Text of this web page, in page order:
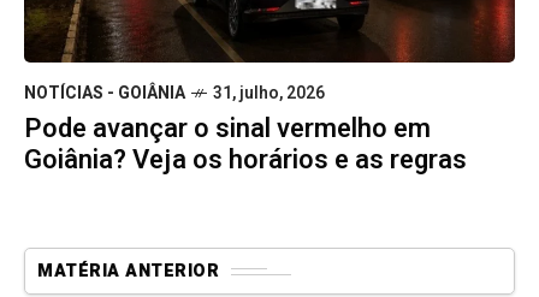
NOTÍCIAS - GOIÂNIA 31, julho, 2026
Pode avançar o sinal vermelho em
Goiânia? Veja os horários e as regras
MATÉRIA ANTERIOR